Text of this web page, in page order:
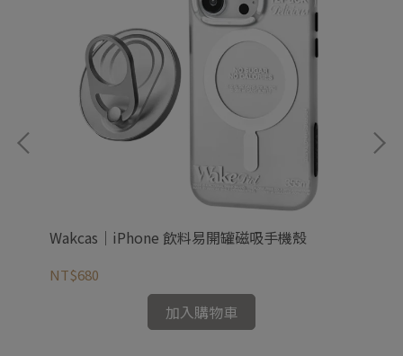
Wakcas｜iPhone 飲料易開罐磁吸手機殼
NT$680
加入購物車